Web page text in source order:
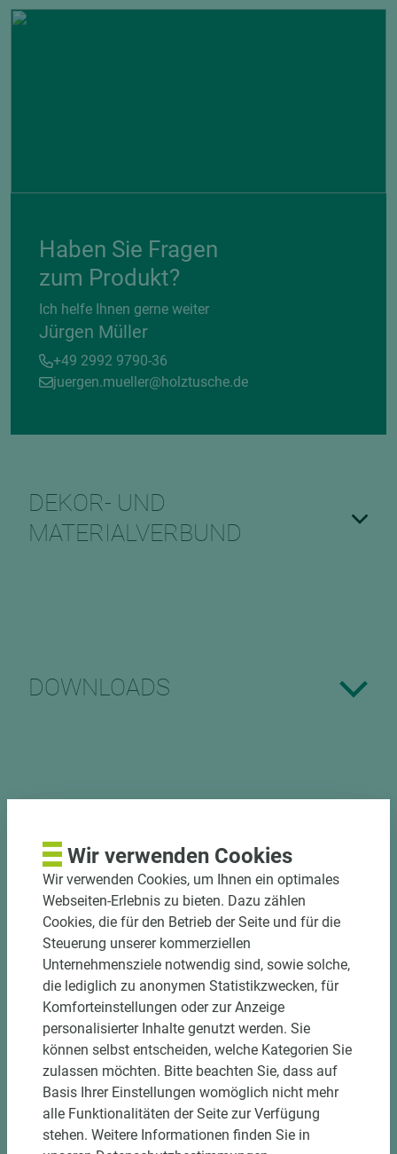
Haben Sie Fragen
zum Produkt?
Ich helfe Ihnen gerne weiter
Jürgen Müller
+49 2992 9790-36
juergen.mueller@holztusche.de
DEKOR- UND
MATERIALVERBUND
DOWNLOADS
Art.-Nr. 06500020061
EGGER ABS-Kante U606 ST9
Smoothtouch Matt Waldgrün
Wir verwenden Cookies
Wir verwenden Cookies, um Ihnen ein optimales
Webseiten-Erlebnis zu bieten. Dazu zählen
Cookies, die für den Betrieb der Seite und für die
Steuerung unserer kommerziellen
Unternehmensziele notwendig sind, sowie solche,
die lediglich zu anonymen Statistikzwecken, für
Komforteinstellungen oder zur Anzeige
personalisierter Inhalte genutzt werden. Sie
können selbst entscheiden, welche Kategorien Sie
zulassen möchten. Bitte beachten Sie, dass auf
Basis Ihrer Einstellungen womöglich nicht mehr
alle Funktionalitäten der Seite zur Verfügung
stehen. Weitere Informationen finden Sie in